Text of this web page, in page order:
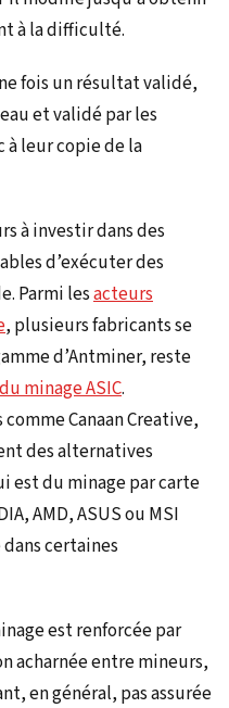
à la difficulté.
fois un résultat validé,
et validé par les
leur copie de la
à investir dans des
d’exécuter des
Parmi lesacteurs
, plusieurs fabricants se
d’Antminer, reste
minage ASIC.
Canaan Creative,
des alternatives
est du minage par carte
AMD, ASUS ou MSI
certaines
est renforcée par
acharnée entre mineurs,
en général, pas assurée